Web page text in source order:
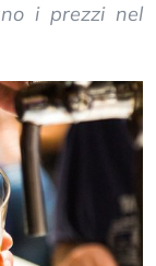
i prezzi nel